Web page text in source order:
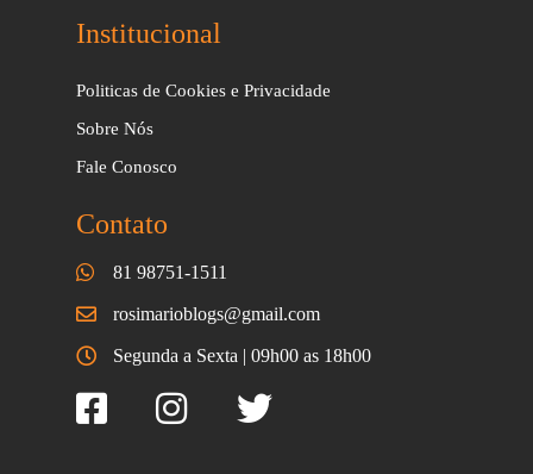
Institucional
Politicas de Cookies e Privacidade
Sobre Nós
Fale Conosco
Contato
81 98751-1511
rosimarioblogs@gmail.com
Segunda a Sexta | 09h00 as 18h00